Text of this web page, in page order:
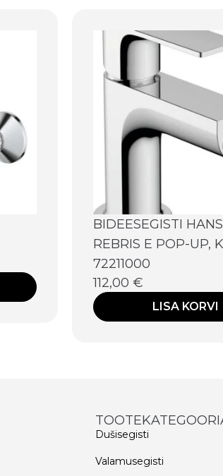
BIDEESEGISTI
REBRIS E POP-UP,
72211000
112,00 €
LISA KORVI
Dušisegisti
Valamusegisti